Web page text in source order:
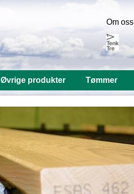
Om oss
Øvrige produkter Tømmer